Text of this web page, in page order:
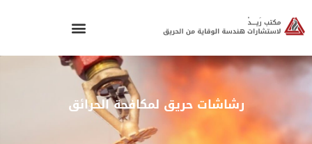
رشاشات حريق لمكافحة الحرائق